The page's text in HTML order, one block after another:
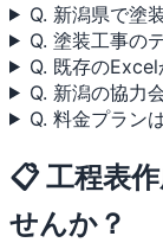
Q. 新潟県で塗
Q. 塗装工事の
Q. 既存の
Q. 新潟の協力
Q. 料金プラン
📋 工程表
せんか？